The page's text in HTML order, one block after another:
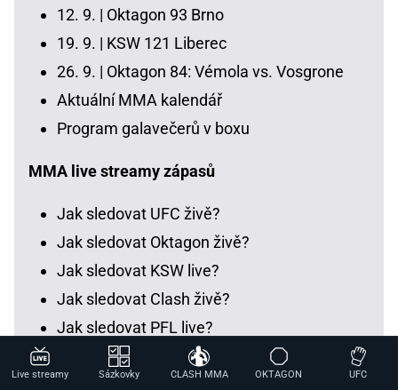
12. 9. | Oktagon 93 Brno
19. 9. | KSW 121 Liberec
26. 9. | Oktagon 84: Vémola vs. Vosgrone
Aktuální MMA kalendář
Program galavečerů v boxu
MMA live streamy zápasů
Jak sledovat UFC živě?
Jak sledovat Oktagon živě?
Jak sledovat KSW live?
Jak sledovat Clash živě?
Jak sledovat PFL live?
Jak sledovat MMA živě online?
Live streamy Sázkovky CLASH MMA OKTAGON UFC